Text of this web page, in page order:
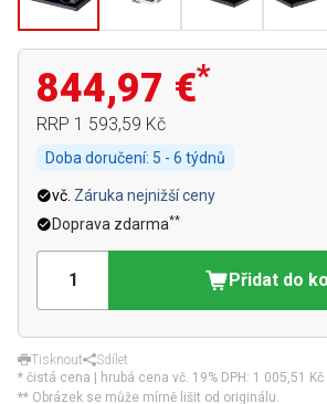
844,97 €*
RRP 1 593,59 Kč
Doba doručení: 5 - 6 týdnů
vč. Záruka nejnižší ceny
Doprava zdarma**
Přidat do
Tisknout
Sdílet
* čistá cena | hrubá cena vč. 19% DPH: 1 005,51 Kč
** Obrázek se může mírně lišit od originálu.